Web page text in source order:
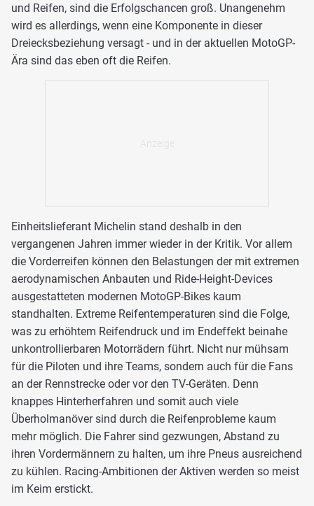
und Reifen, sind die Erfolgschancen groß. Unangenehm
wird es allerdings, wenn eine Komponente in dieser
Dreiecksbeziehung versagt - und in der aktuellen MotoGP-
Ära sind das eben oft die Reifen.
Einheitslieferant Michelin stand deshalb in den
vergangenen Jahren immer wieder in der Kritik. Vor allem
die Vorderreifen können den Belastungen der mit extremen
aerodynamischen Anbauten und Ride-Height-Devices
ausgestatteten modernen MotoGP-Bikes kaum
standhalten. Extreme Reifentemperaturen sind die Folge,
was zu erhöhtem Reifendruck und im Endeffekt beinahe
unkontrollierbaren Motorrädern führt. Nicht nur mühsam
für die Piloten und ihre Teams, sondern auch für die Fans
an der Rennstrecke oder vor den TV-Geräten. Denn
knappes Hinterherfahren und somit auch viele
Überholmanöver sind durch die Reifenprobleme kaum
mehr möglich. Die Fahrer sind gezwungen, Abstand zu
ihren Vordermännern zu halten, um ihre Pneus ausreichend
zu kühlen. Racing-Ambitionen der Aktiven werden so meist
im Keim erstickt.